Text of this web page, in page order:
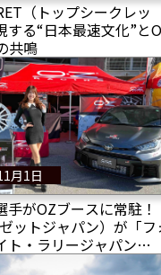
（トップシークレッ
する“日本最速文化”と
共鳴
月1日
手がOZブースに常駐！
ットジャパン）が「フ
ト・ラリージャパン
ース出展